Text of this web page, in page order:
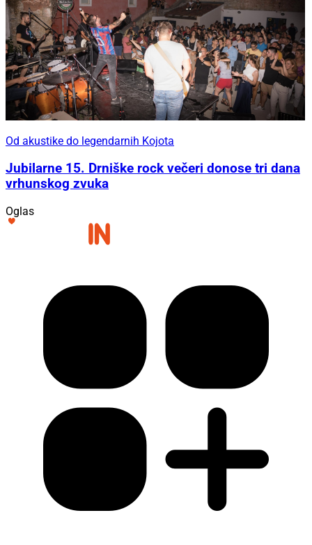
Od akustike do legendarnih Kojota
Jubilarne 15. Drniške rock večeri donose tri dana
vrhunskog zvuka
Oglas